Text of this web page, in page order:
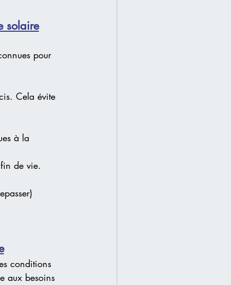
solaire
pour
Cela évite
à la
de vie.
conditions
aux besoins